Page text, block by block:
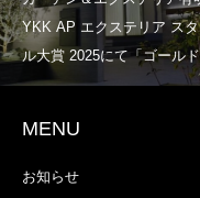
MENU
お知らせ